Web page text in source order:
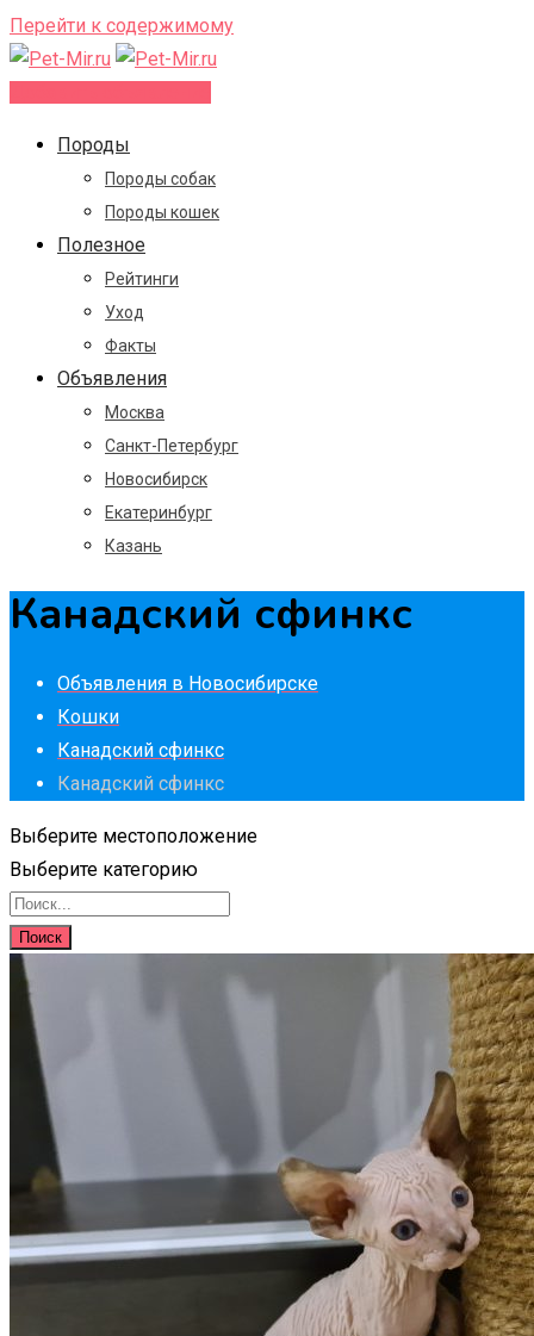
Перейти к содержимому
Породы
Породы собак
Породы кошек
Полезное
Рейтинги
Уход
Факты
Объявления
Москва
Санкт-Петербург
Новосибирск
Екатеринбург
Казань
Канадский сфинкс
Объявления в Новосибирске
Кошки
Канадский сфинкс
Канадский сфинкс
Выберите местоположение
Выберите категорию
Поиск